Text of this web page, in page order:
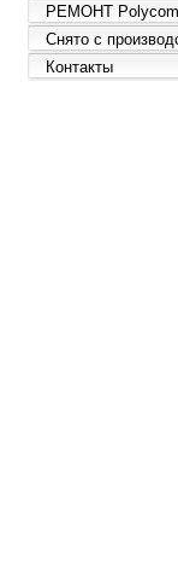
РЕМОНТ Polycom
Снято с
Контакты